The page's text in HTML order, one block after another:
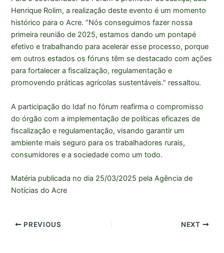
Henrique Rolim, a realização deste evento é um momento
histórico para o Acre. “Nós conseguimos fazer nossa
primeira reunião de 2025, estamos dando um pontapé
efetivo e trabalhando para acelerar esse processo, porque
em outros estados os fóruns têm se destacado com ações
para fortalecer a fiscalização, regulamentação e
promovendo práticas agrícolas sustentáveis.” ressaltou.
A participação do Idaf no fórum reafirma o compromisso
do órgão com a implementação de políticas eficazes de
fiscalização e regulamentação, visando garantir um
ambiente mais seguro para os trabalhadores rurais,
consumidores e a sociedade como um todo.
Matéria publicada no dia 25/03/2025 pela Agência de
Notícias do Acre
PREVIOUS NEXT